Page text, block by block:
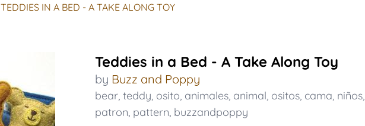
TEDDIES IN A BED - A TAKE ALONG TOY
Teddies in a Bed - A Take Along Toy
by Buzz and Poppy
bear, teddy, osito, animales, animal, ositos, cama, niños,
patron, pattern, buzzandpoppy